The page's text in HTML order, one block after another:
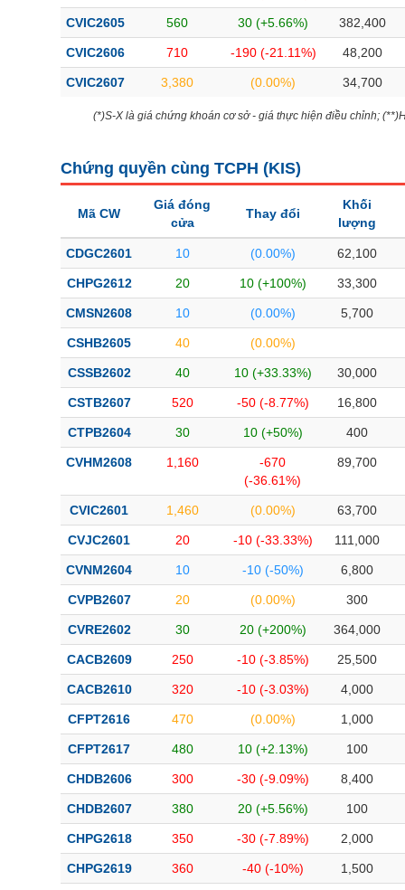
CVIC2605 560 30 (+5.66%) 382,400
CVIC2606 710 -190 (-21.11%) 48,200
CVIC2607 3,380 (0.00%) 34,700
(*)S-X là giá chứng khoán cơ sở - giá thực hiện điều chỉnh;
Chứng quyền cùng TCPH (KIS)
Mã CW
Giá đóng
cửa
Thay đổi
Khối
lượng
CDGC2601 10 (0.00%) 62,100
CHPG2612 20 10 (+100%) 33,300
CMSN2608 10 (0.00%) 5,700
CSHB2605 40 (0.00%)
CSSB2602 40 10 (+33.33%) 30,000
CSTB2607 520 -50 (-8.77%) 16,800
CTPB2604 30 10 (+50%) 400
CVHM2608 1,160
-670
(-36.61%)
89,700
CVIC2601 1,460 (0.00%) 63,700
CVJC2601 20 -10 (-33.33%) 111,000
CVNM2604 10 -10 (-50%) 6,800
CVPB2607 20 (0.00%) 300
CVRE2602 30 20 (+200%) 364,000
CACB2609 250 -10 (-3.85%) 25,500
CACB2610 320 -10 (-3.03%) 4,000
CFPT2616 470 (0.00%) 1,000
CFPT2617 480 10 (+2.13%) 100
CHDB2606 300 -30 (-9.09%) 8,400
CHDB2607 380 20 (+5.56%) 100
CHPG2618 350 -30 (-7.89%) 2,000
CHPG2619 360 -40 (-10%) 1,500
Bài viết của tác giả(-)
Báo cáo phân tích(-)
Thuật ngữ
Dịch vụ(-)
Sách tài chính
Công cụ đầu tư
Truyền thông tài chính
Dữ liệu tài chính